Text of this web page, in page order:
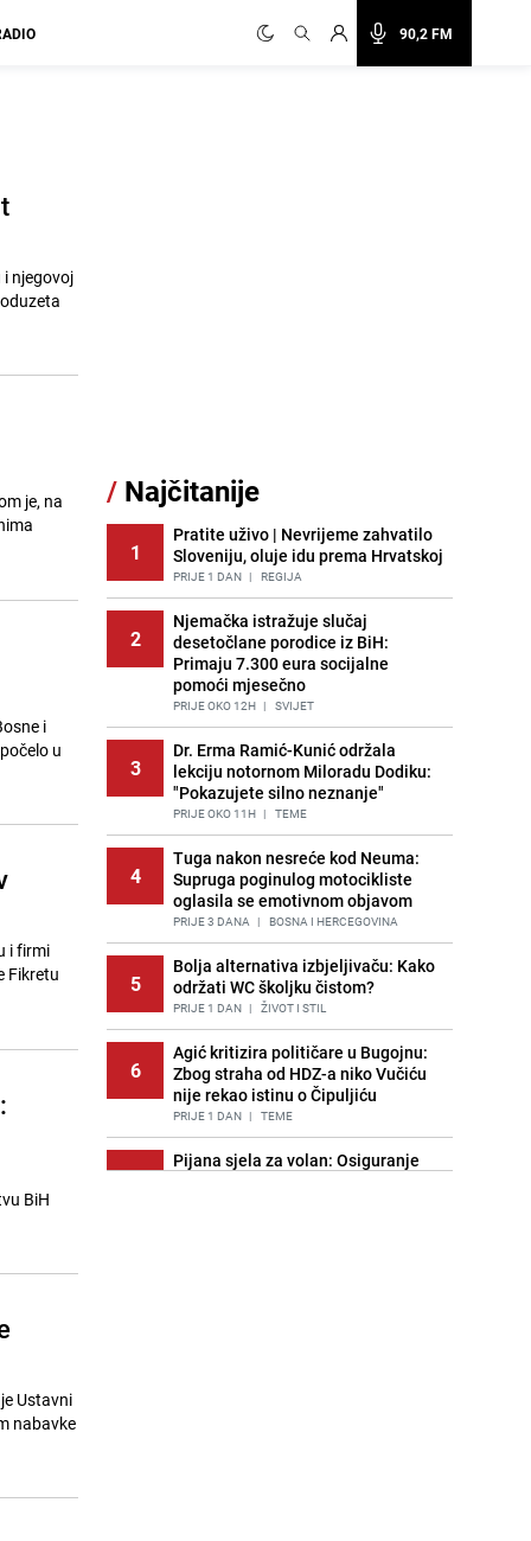
90,2 FM
njegovoj
je, na
i
u
i firmi
Fikretu
BiH
Ustavni
nabavke
/ Najčitanije
1
Pratite uživo | Nevrijeme zahvatilo
Sloveniju, oluje idu prema Hrvatskoj
PRIJE 1 DAN | REGIJA
2
Njemačka istražuje slučaj
desetočlane porodice iz BiH:
Primaju 7.300 eura socijalne
pomoći mjesečno
PRIJE OKO 12H | SVIJET
3
Dr. Erma Ramić-Kunić održala
lekciju notornom Miloradu Dodiku:
"Pokazujete silno neznanje"
PRIJE OKO 11H | TEME
4
Tuga nakon nesreće kod Neuma:
Supruga poginulog motocikliste
oglasila se emotivnom objavom
PRIJE 3 DANA | BOSNA I HERCEGOVINA
5
Bolja alternativa izbjeljivaču: Kako
održati WC školjku čistom?
PRIJE 1 DAN | ŽIVOT I STIL
6
Agić kritizira političare u Bugojnu:
Zbog straha od HDZ-a niko Vučiću
nije rekao istinu o Čipuljiću
PRIJE 1 DAN | TEME
7
Pijana sjela za volan: Osiguranje